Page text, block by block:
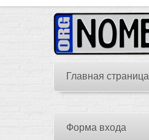
Главная страница
Форма входа